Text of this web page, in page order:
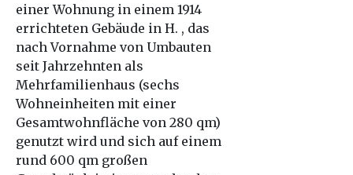
einer Wohnung in einem 1914
errichteten Gebäude in H. , das
nach Vornahme von Umbauten
seit Jahrzehnten als
Mehrfamilienhaus (sechs
Wohneinheiten mit einer
Gesamtwohnfläche von 280 qm)
genutzt wird und sich auf einem
rund 600 qm großen